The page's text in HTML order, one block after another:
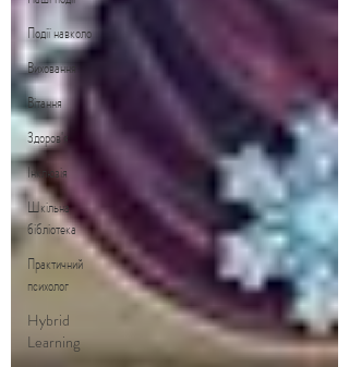
Події навколо
Виховання
Вітання
Здоров'я
Інклюзія
Шкільна
бібліотека
Практичний
психолог
Hybrid
Learning